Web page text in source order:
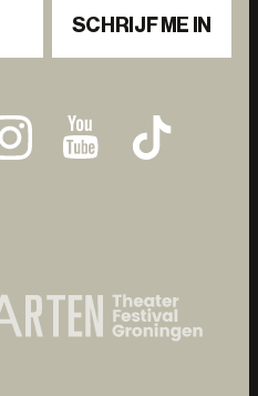
SCHRIJF ME IN